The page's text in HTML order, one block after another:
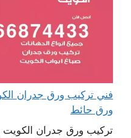
ورق حائط
تركيب ورق جدران